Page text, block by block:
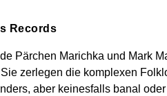
Records
Pärchen Marichka und Mark
zerlegen die komplexen
aber keinesfalls banal